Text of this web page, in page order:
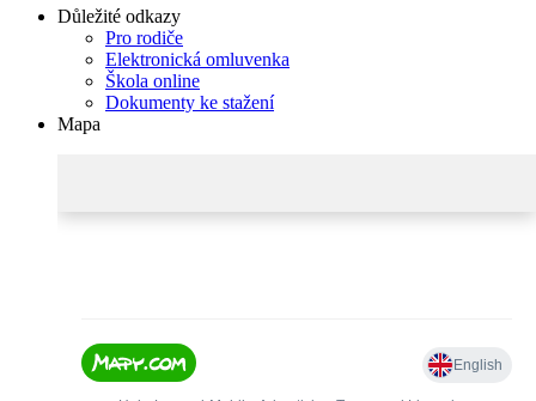
Důležité odkazy
Pro rodiče
Elektronická omluvenka
Škola online
Dokumenty ke stažení
Mapa